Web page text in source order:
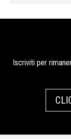
Iscriviti per